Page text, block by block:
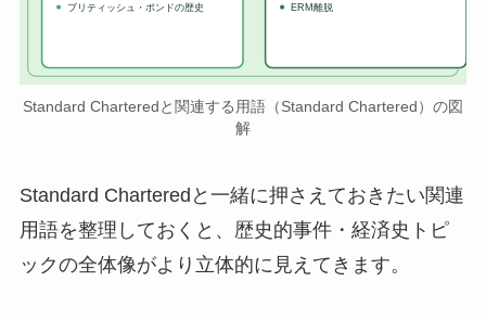
ブリティッシュ・ポンドの歴史
ERM離脱
Standard Charteredと関連する用語（Standard Chartered）の図
解
Standard Charteredと一緒に押さえておきたい関連
用語を整理しておくと、歴史的事件・経済史トピ
ックの全体像がより立体的に見えてきます。